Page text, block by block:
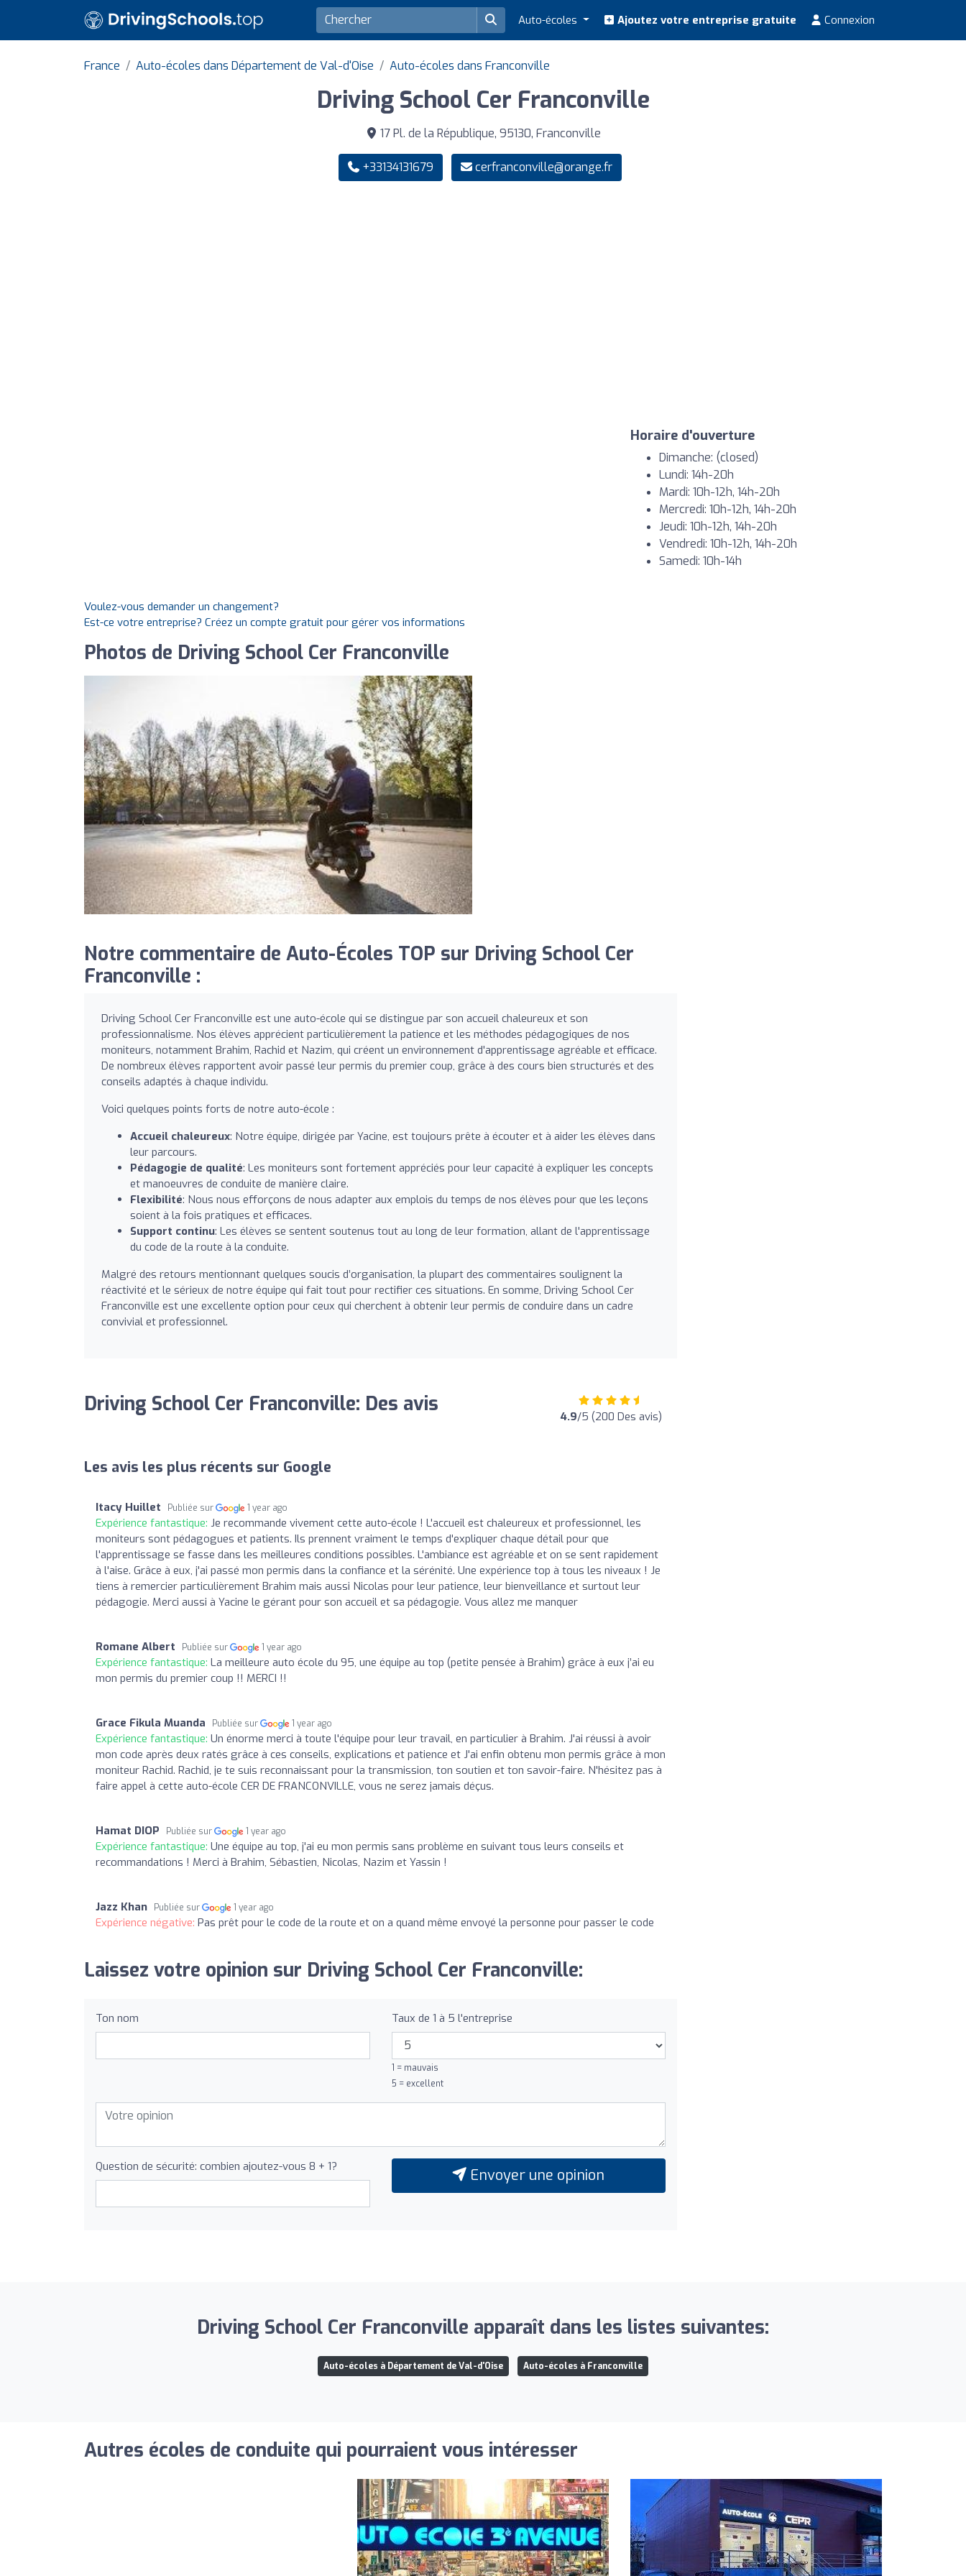
Auto-écoles Ajoutez votre entreprise gratuite Connexion
France Auto-écoles dans Département de Val-d'Oise Auto-écoles dans Franconville
Driving School Cer Franconville
17 Pl. de la République, 95130, Franconville
+33134131679 cerfranconville@orange.fr
Horaire d'ouverture
Dimanche: (closed)
Lundi: 14h-20h
Mardi: 10h-12h, 14h-20h
Mercredi: 10h-12h, 14h-20h
Jeudi: 10h-12h, 14h-20h
Vendredi: 10h-12h, 14h-20h
Samedi: 10h-14h
Voulez-vous demander un changement?
Est-ce votre entreprise? Créez un compte gratuit pour gérer vos informations
Photos de Driving School Cer Franconville
Notre commentaire de Auto-Écoles TOP sur Driving School Cer
Franconville :
Driving School Cer Franconville est une auto-école qui se distingue par son accueil chaleureux et son
professionnalisme. Nos élèves apprécient particulièrement la patience et les méthodes pédagogiques de nos
moniteurs, notamment Brahim, Rachid et Nazim, qui créent un environnement d'apprentissage agréable et efficace.
De nombreux élèves rapportent avoir passé leur permis du premier coup, grâce à des cours bien structurés et des
conseils adaptés à chaque individu.
Voici quelques points forts de notre auto-école :
Accueil chaleureux: Notre équipe, dirigée par Yacine, est toujours prête à écouter et à aider les élèves dans
leur parcours.
Pédagogie de qualité: Les moniteurs sont fortement appréciés pour leur capacité à expliquer les concepts
et manoeuvres de conduite de manière claire.
Flexibilité: Nous nous efforçons de nous adapter aux emplois du temps de nos élèves pour que les leçons
soient à la fois pratiques et efficaces.
Support continu: Les élèves se sentent soutenus tout au long de leur formation, allant de l'apprentissage
du code de la route à la conduite.
Malgré des retours mentionnant quelques soucis d’organisation, la plupart des commentaires soulignent la
réactivité et le sérieux de notre équipe qui fait tout pour rectifier ces situations. En somme, Driving School Cer
Franconville est une excellente option pour ceux qui cherchent à obtenir leur permis de conduire dans un cadre
convivial et professionnel.
Driving School Cer Franconville: Des avis 4.9/5 (200 Des avis)
Les avis les plus récents sur Google
Itacy Huillet Publiée sur 1 year ago
Expérience fantastique: Je recommande vivement cette auto-école ! L'accueil est chaleureux et professionnel, les
moniteurs sont pédagogues et patients. Ils prennent vraiment le temps d'expliquer chaque détail pour que
l'apprentissage se fasse dans les meilleures conditions possibles. L'ambiance est agréable et on se sent rapidement
à l'aise. Grâce à eux, j'ai passé mon permis dans la confiance et la sérénité. Une expérience top à tous les niveaux ! Je
tiens à remercier particulièrement Brahim mais aussi Nicolas pour leur patience, leur bienveillance et surtout leur
pédagogie. Merci aussi à Yacine le gérant pour son accueil et sa pédagogie. Vous allez me manquer
Romane Albert Publiée sur 1 year ago
Expérience fantastique: La meilleure auto école du 95, une équipe au top (petite pensée à Brahim) grâce à eux j’ai eu
mon permis du premier coup !! MERCI !!
Grace Fikula Muanda Publiée sur 1 year ago
Expérience fantastique: Un énorme merci à toute l'équipe pour leur travail, en particulier à Brahim. J'ai réussi à avoir
mon code après deux ratés grâce à ces conseils, explications et patience et J'ai enfin obtenu mon permis grâce à mon
moniteur Rachid. Rachid, je te suis reconnaissant pour la transmission, ton soutien et ton savoir-faire. N'hésitez pas à
faire appel à cette auto-école CER DE FRANCONVILLE, vous ne serez jamais déçus.
Hamat DIOP Publiée sur 1 year ago
Expérience fantastique: Une équipe au top, j'ai eu mon permis sans problème en suivant tous leurs conseils et
recommandations ! Merci à Brahim, Sébastien, Nicolas, Nazim et Yassin !
Jazz Khan Publiée sur 1 year ago
Expérience négative: Pas prêt pour le code de la route et on a quand même envoyé la personne pour passer le code
Laissez votre opinion sur Driving School Cer Franconville:
Ton nom Taux de 1 à 5 l'entreprise
1 = mauvais
5 = excellent
Question de sécurité: combien ajoutez-vous 8 + 1? Envoyer une opinion
Driving School Cer Franconville apparaît dans les listes suivantes:
Auto-écoles à Département de Val-d'Oise Auto-écoles à Franconville
Autres écoles de conduite qui pourraient vous intéresser